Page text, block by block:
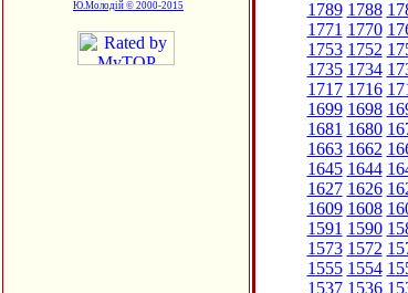
Ю.Молодій © 2000-2015
1789 1788
1771 1770
1753 1752
1735 1734
1717 1716
1699 1698
1681 1680
1663 1662
1645 1644
1627 1626
1609 1608
1591 1590
1573 1572
1555 1554
1537 1536